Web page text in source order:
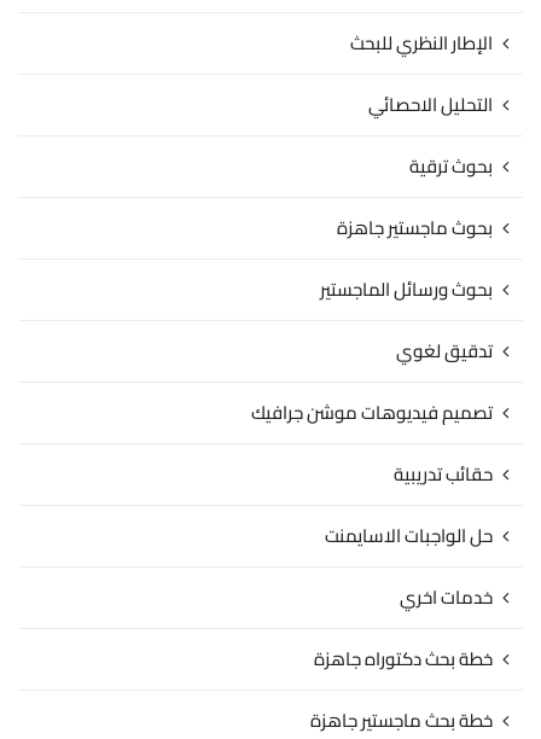
الإطار النظري للبحث
التحليل الاحصائي
بحوث ترقية
بحوث ماجستير جاهزة
بحوث ورسائل الماجستير
تدقيق لغوي
تصميم فيديوهات موشن جرافيك
حقائب تدريبية
حل الواجبات الاسايمنت
خدمات اخري
خطة بحث دكتوراه جاهزة
خطة بحث ماجستير جاهزة